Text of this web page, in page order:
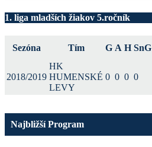
1. liga mladších žiakov 5.ročník
Sezóna Tím G A H SnG
2018/2019
HK
HUMENSKÉ
LEVY
0 0 0 0
Najbližší Program